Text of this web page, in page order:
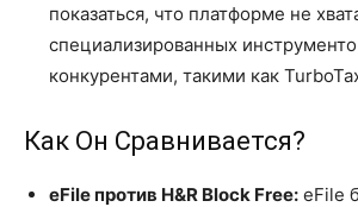
показаться, что платформе не
специализированных
конкурентами, такими как
Как Он Сравнивается?
eFile против H&R Block Free: eFile